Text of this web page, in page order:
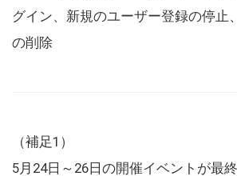
グイン、新規のユーザー登録の停止
の削除
（補足1）
5月24日～26日の開催イベントが最